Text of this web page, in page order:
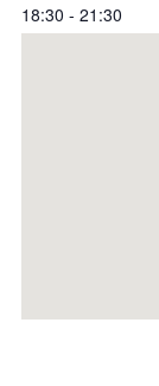
18:30 - 21:30